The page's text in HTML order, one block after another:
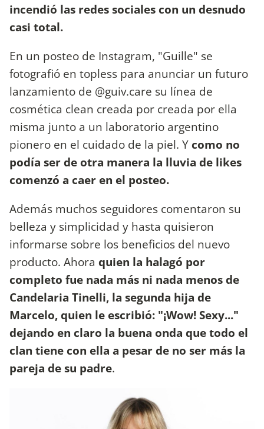
incendió las redes sociales con un desnudo
casi total.
En un posteo de Instagram, "Guille" se
fotografió en topless para anunciar un futuro
lanzamiento de @guiv.care su línea de
cosmética clean creada por creada por ella
misma junto a un laboratorio argentino
pionero en el cuidado de la piel. Y como no
podía ser de otra manera la lluvia de likes
comenzó a caer en el posteo.
Además muchos seguidores comentaron su
belleza y simplicidad y hasta quisieron
informarse sobre los beneficios del nuevo
producto. Ahora quien la halagó por
completo fue nada más ni nada menos de
Candelaria Tinelli, la segunda hija de
Marcelo, quien le escribió: "¡Wow! Sexy..."
dejando en claro la buena onda que todo el
clan tiene con ella a pesar de no ser más la
pareja de su padre.